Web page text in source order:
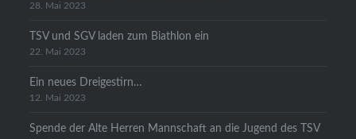
28. Mai 2023
TSV und SGV laden zum Biathlon ein
22. Mai 2023
Ein neues Dreigestirn…
12. Mai 2023
Spende der Alte Herren Mannschaft an die Jugend des TSV